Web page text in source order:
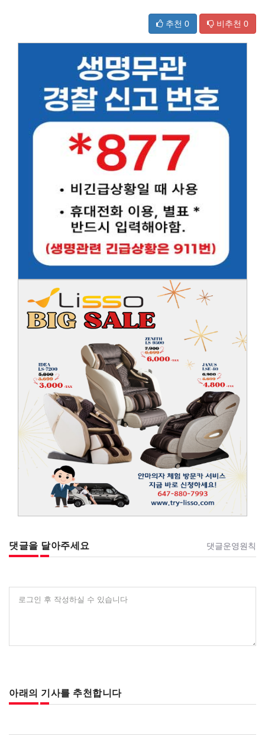
추천 0 비추천 0
댓글을 달아주세요 댓글운영원칙
로그인 후 작성하실 수 있습니다
아래의 기사를 추천합니다